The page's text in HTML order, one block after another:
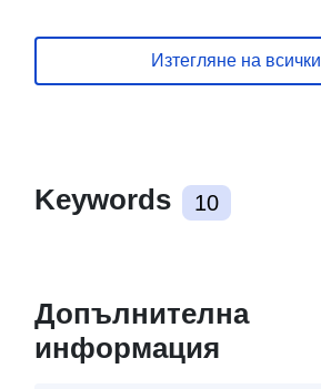
Изтегляне на всички
Keywords 10
Допълнителна
информация